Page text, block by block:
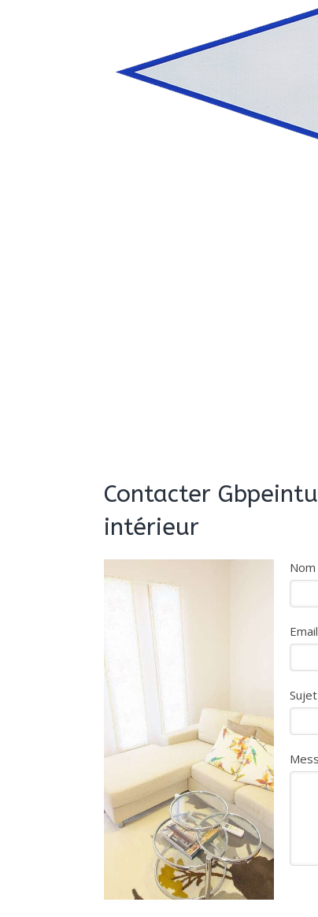
Contacter
intérieur
Nom
Email
Sujet